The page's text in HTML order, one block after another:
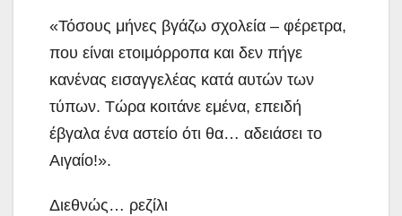
«Τόσους μήνες βγάζω σχολεία – φέρετρα,
που είναι ετοιμόρροπα και δεν πήγε
κανένας εισαγγελέας κατά αυτών των
τύπων. Τώρα κοιτάνε εμένα, επειδή
έβγαλα ένα αστείο ότι θα… αδειάσει το
Αιγαίο!».
Διεθνώς… ρεζίλι